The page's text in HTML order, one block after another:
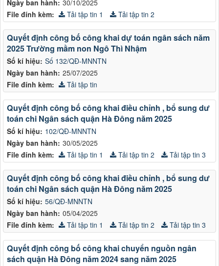
Ngày ban hành: 30/10/2025
File đính kèm: Tải tập tin 1 Tải tập tin 2
Số kí hiệu: Số 132/QĐ-MNNTN
Ngày ban hành: 25/07/2025
Quyết định công bố công khai dự toán ngân sách năm
2025 Trường mầm non Ngô Thì Nhậm
File đính kèm: Tải tập tin
Số kí hiệu: 102/QĐ-MNNTN
Ngày ban hành: 30/05/2025
Quyết định công bố công khai điều chỉnh , bổ sung dư
toán chi Ngân sách quận Hà Đông năm 2025
File đính kèm: Tải tập tin 1 Tải tập tin 2 Tải tập tin 3
Số kí hiệu: 56/QĐ-MNNTN
Ngày ban hành: 05/04/2025
Quyết định công bố công khai điều chỉnh , bổ sung dư
toán chi Ngân sách quận Hà Đông năm 2025
File đính kèm: Tải tập tin 1 Tải tập tin 2 Tải tập tin 3
Quyết định công bố công khai chuyển nguồn ngân
sách quận Hà Đông năm 2024 sang năm 2025